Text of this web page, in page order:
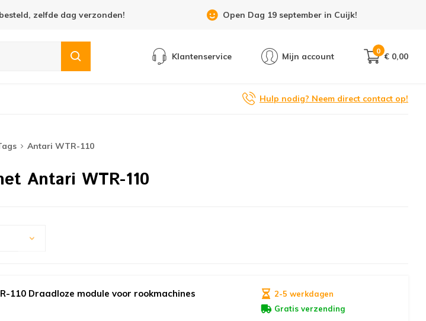
zelfde dag verzonden! Open Dag 19 september in Cuijk!
Klantenservice Mijn account
0
€ 0,00
Hulp nodig? Neem direct contact op!
Antari WTR-110
Antari WTR-110
110 Draadloze module voor rookmachines
2-5 werkdagen
Gratis verzending